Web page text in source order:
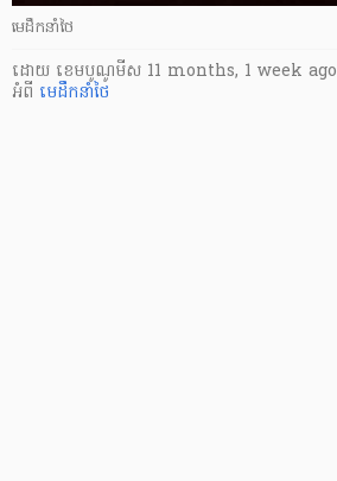
មេដឹកនាំថៃ
ដោយ ​ ខេមបូណូមីស 11 months, 1 week ago
អំពី មេដឹកនាំថៃ